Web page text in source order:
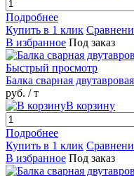
Подробнее
Купить в 1 клик
В избранное Под заказ
Быстрый просмотр
Балка сварная
руб. / т
В корзину
Подробнее
Купить в 1 клик
В избранное Под заказ